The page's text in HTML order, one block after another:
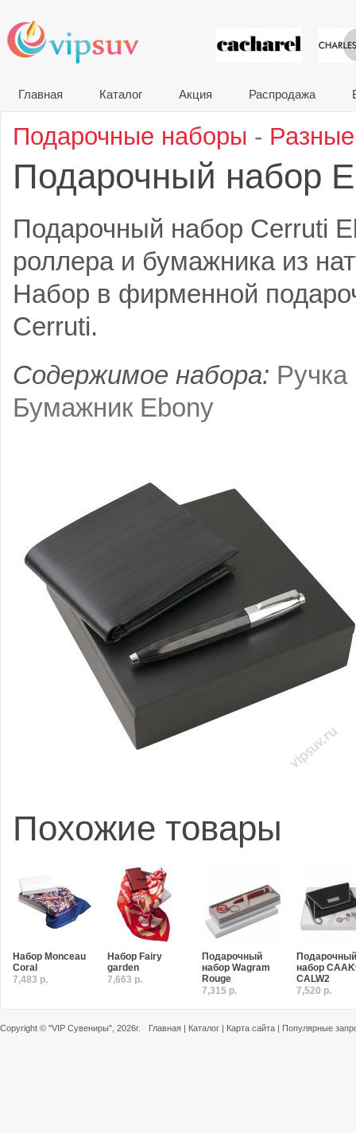
VIP
Главная Каталог Акция Распродажа
Подарочные наборы -
Подарочный набор
Подарочный набор Cerruti
роллера и бумажника из
Набор в фирменной
Cerruti.
Содержимое набора:
Бумажник Ebony
Похожие товары
Набор Monceau
Coral
7,483 р.
Набор Fairy
garden
7,663 р.
Подарочный
набор Wagram
Rouge
7,315 р.
Подарочный
набор
CALW2
7,520 р.
Copyright © "VIP Сувениры" , 2026г. Главная | Каталог | Карта сайта | Популярные